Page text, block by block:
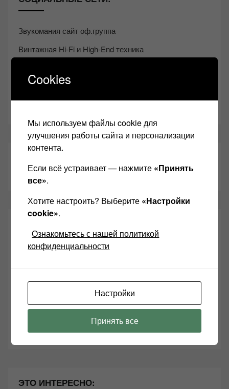
Звукомания сайт оф.группа
Винтажная Hi-Fi и High-End техника
Одноклассники
10 способов оптимизации потоковой музыки
Почему виниловые пластинки звучат так хорошо?
ЭТО ИНТЕРЕСНО:
Cookies
Мы используем файлы cookie для
улучшения работы сайта и персонализации
контента.
Если всё устраивает — нажмите «Принять
все».
Хотите настроить? Выберите «Настройки
cookie».
Ознакомьтесь с нашей политикой
конфиденциальности
Настройки
Принять все